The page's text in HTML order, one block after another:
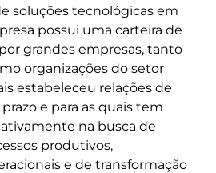
soluções tecnológicas em
possui uma carteira de
grandes empresas, tanto
organizações do setor
estabeleceu relações de
e para as quais tem
na busca de
produtivos,
e de transformação